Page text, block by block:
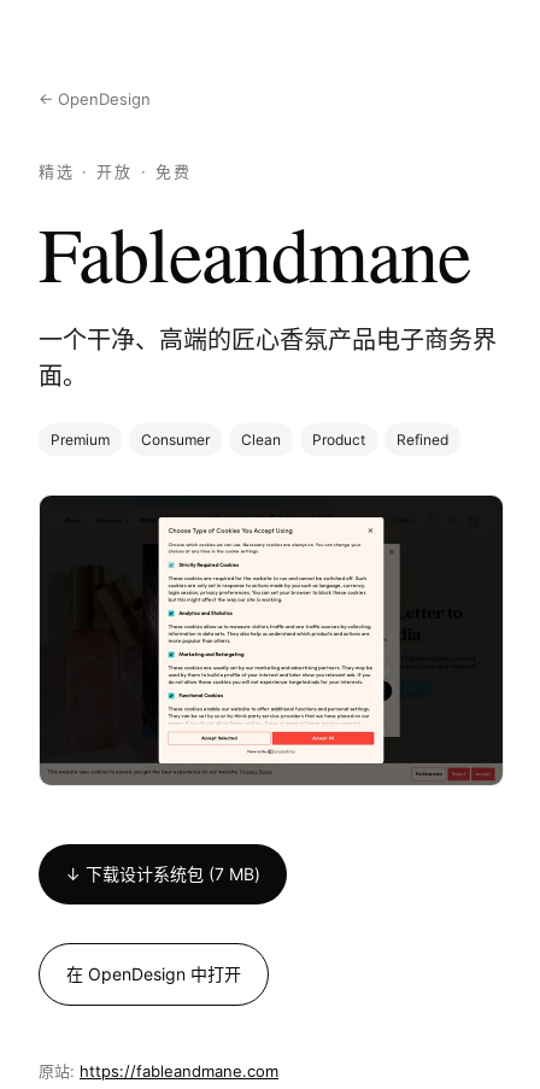
← OpenDesign
精选 · 开放 · 免费
Fableandmane
一个干净、高端的匠心香氛产品电子商务界
面。
Premium Consumer Clean Product Refined
↓ 下载设计系统包 (7 MB)
在 OpenDesign 中打开
原站: https://fableandmane.com